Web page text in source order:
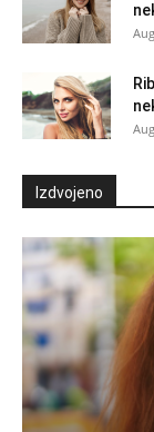
Izdvojeno